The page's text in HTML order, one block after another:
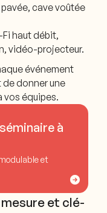
cave voûtée
haut débit,
vidéo-projecteur.
événement
donner une
vos équipes.
à
et
et clé-